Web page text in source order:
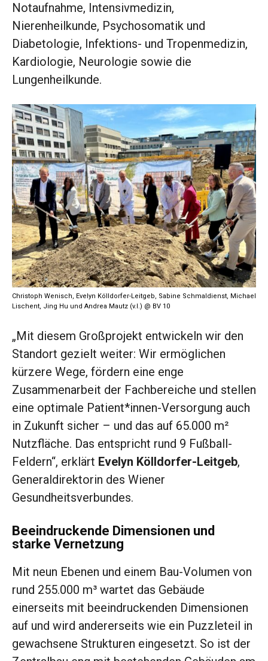
Notaufnahme, Intensivmedizin,
Nierenheilkunde, Psychosomatik und
Diabetologie, Infektions- und Tropenmedizin,
Kardiologie, Neurologie sowie die
Lungenheilkunde.
Christoph Wenisch, Evelyn Kölldorfer-Leitgeb, Sabine Schmaldienst, Michael
Lischent, Jing Hu und Andrea Mautz (v.l.) @ BV 10
„Mit diesem Großprojekt entwickeln wir den
Standort gezielt weiter: Wir ermöglichen
kürzere Wege, fördern eine enge
Zusammenarbeit der Fachbereiche und stellen
eine optimale Patient*innen-Versorgung auch
in Zukunft sicher – und das auf 65.000 m²
Nutzfläche. Das entspricht rund 9 Fußball-
Feldern“, erklärt Evelyn Kölldorfer-Leitgeb,
Generaldirektorin des Wiener
Gesundheitsverbundes.
Beeindruckende Dimensionen und
starke Vernetzung
Mit neun Ebenen und einem Bau-Volumen von
rund 255.000 m³ wartet das Gebäude
einerseits mit beeindruckenden Dimensionen
auf und wird andererseits wie ein Puzzleteil in
gewachsene Strukturen eingesetzt. So ist der